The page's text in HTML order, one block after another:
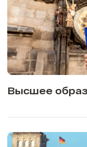
Высшее